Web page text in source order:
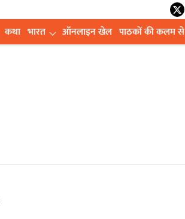
कथा भारत ऑनलाइन खेल पाठकों की कलम से